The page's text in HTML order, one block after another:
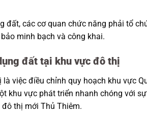
đất, các cơ quan chức năng phải tổ
minh bạch và công khai.
đất tại khu vực đô thị
việc điều chỉnh quy hoạch khu vực
khu vực phát triển nhanh chóng với
thị mới Thủ Thiêm.